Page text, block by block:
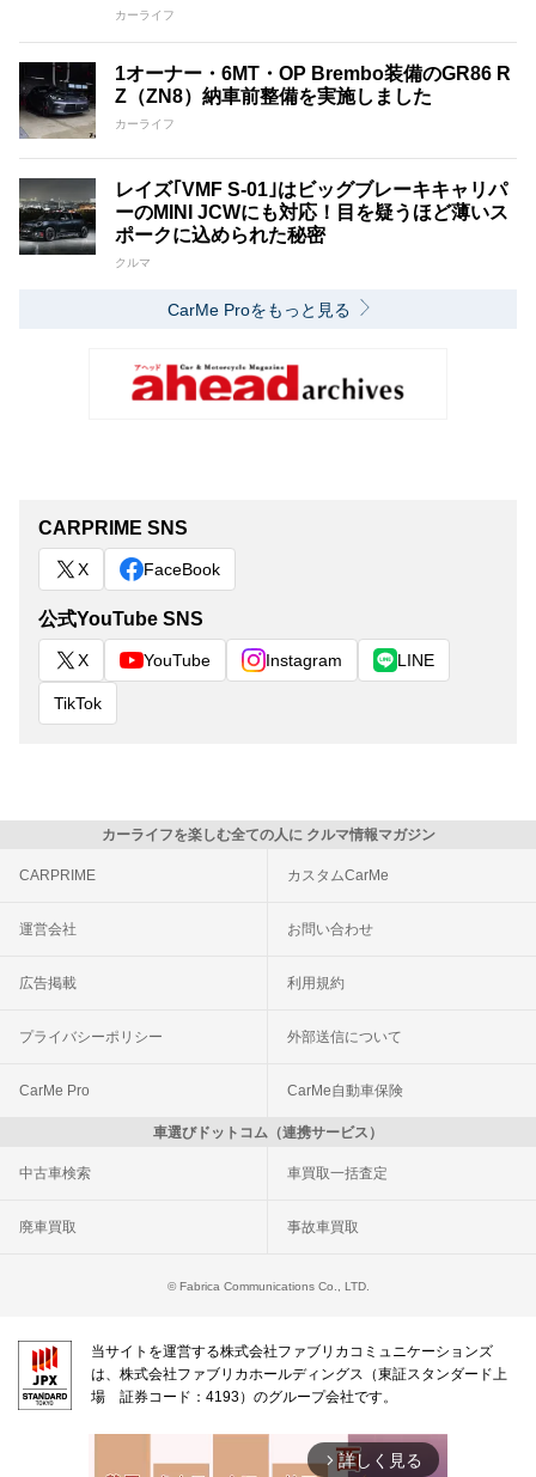
カーライフ
1オーナー・6MT・OP Brembo装備のGR86 R
Z（ZN8）納車前整備を実施しました
カーライフ
レイズ｢VMF S-01｣はビッグブレーキキャリパ
ーのMINI JCWにも対応！目を疑うほど薄いス
ポークに込められた秘密
クルマ
CarMe Proをもっと見る
CARPRIME SNS
X FaceBook
公式YouTube SNS
X YouTube Instagram LINE
TikTok
カーライフを楽しむ全ての人に クルマ情報マガジン
CARPRIME カスタムCarMe
運営会社 お問い合わせ
広告掲載 利用規約
プライバシーポリシー 外部送信について
CarMe Pro CarMe自動車保険
車選びドットコム（連携サービス）
中古車検索 車買取一括査定
廃車買取 事故車買取
© Fabrica Communications Co., LTD.
当サイトを運営する株式会社ファブリカコミュニケーションズ
は、株式会社ファブリカホールディングス（東証スタンダード上
場 証券コード：4193）のグループ会社です。
arrow_forward_ios 詳しく見る